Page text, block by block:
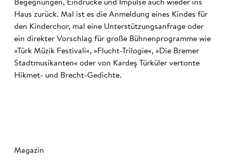
Begegnungen, Eindrücke und Impulse auch wieder ins
Haus zurück. Mal ist es die Anmeldung eines Kindes für
den Kinderchor, mal eine Unterstützungsanfrage oder
ein direkter Vorschlag für große Bühnenprogramme wie
»Türk Müzik Festivali«, »Flucht-Trilogie«, »Die Bremer
Stadtmusikanten« oder von Kardeş Türküler vertonte
Hikmet- und Brecht-Gedichte.
Magazin